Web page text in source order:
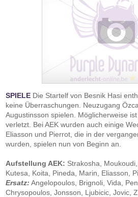
SPIELE Die Startelf von Besnik Hasi
keine Überraschungen. Neuzugang
Augustinsson spielen. Möglicherweise
verletzt. Bei AEK wurden auch einige
Eliasson und Pierrot, die in der
wurden, spielen nun von Beginn an.
Aufstellung AEK: Strakosha,
Kutesa, Koita, Pineda, Marin, Eliasson,
Ersatz: Angelopoulos, Brignoli, Vida,
Chrysopoulos, Jonsson, Ljubicic, Jovic,